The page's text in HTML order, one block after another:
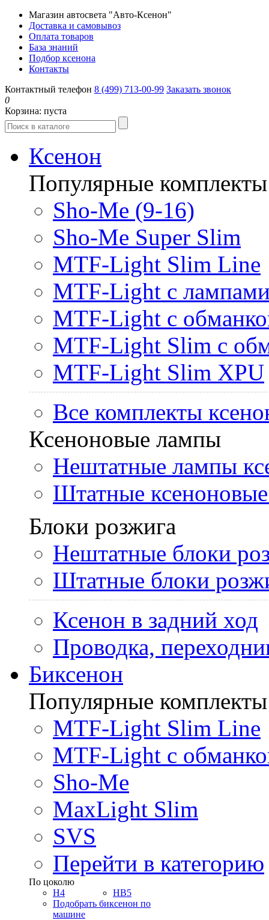
Магазин автосвета "Авто-Ксенон"
Доставка и самовывоз
Оплата товаров
База знаний
Подбор ксенона
Контакты
Контактный телефон 8 (499) 713-00-99 Заказать звонок
0
Корзина: пуста
Ксенон
Популярные комплекты
Sho-Me (9-16)
Sho-Me Super Slim
MTF-Light Slim Line
MTF-Light с
MTF-Light с
MTF-Light Slim с
MTF-Light Slim XPU
Все комплекты
Ксеноновые лампы
Нештатные лампы
Штатные
Блоки розжига
Нештатные блоки
Штатные блоки
Ксенон в задний ход
Проводка,
Биксенон
Популярные комплекты
MTF-Light Slim Line
MTF-Light с
Sho-Me
MaxLight Slim
SVS
Перейти в категорию
По цоколю
H4
HB5
Подобрать биксенон по
машине